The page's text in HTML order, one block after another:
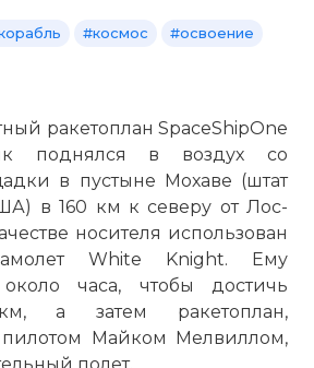
#космос
#освоение
ракетоплан SpaceShipOne
поднялся в воздух со
в пустыне Мохаве (штат
в 160 км к северу от Лос-
носителя использован
White Knight. Ему
часа, чтобы достичь
а затем ракетоплан,
Майком Мелвиллом,